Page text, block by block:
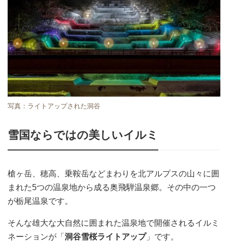
写真：ライトアップされた洞谷
雪国ならではの美しいイルミ
槍ヶ岳、穂高、乗鞍岳などまわりを北アルプスの山々に囲
まれた5つの温泉地から成る奥飛騨温泉郷。その中の一つ
が栃尾温泉です。
そんな雄大な大自然に囲まれた温泉地で開催されるイルミ
ネーションが「 洞谷雪桜ライトアップ」です。